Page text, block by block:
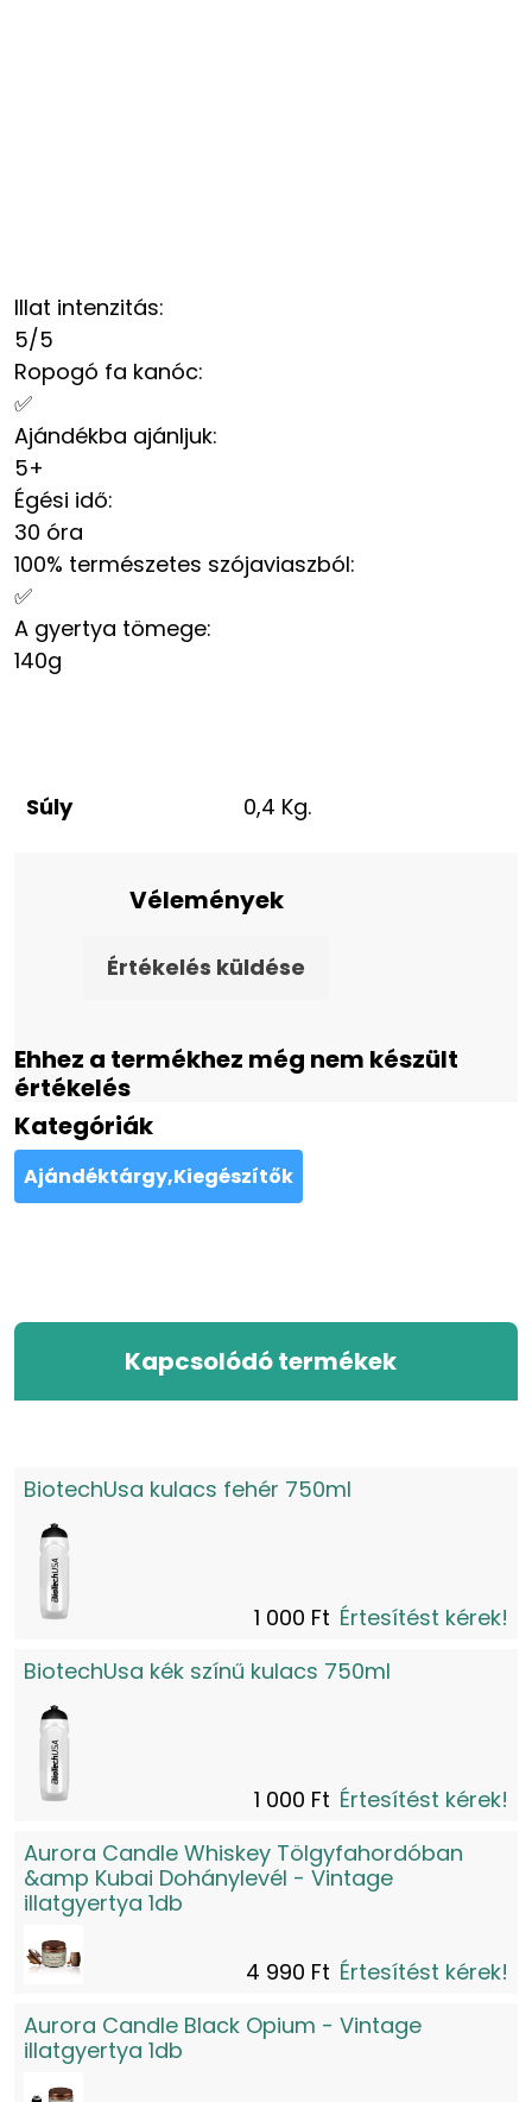
Illat intenzitás:
5/5
Ropogó fa kanóc:
✅
Ajándékba ajánljuk:
5+
Égési idő:
30 óra
100% természetes szójaviaszból:
✅
A gyertya tömege:
140g
Súly 0,4 Kg.
Vélemények
Értékelés küldése
Ehhez a termékhez még nem készült
értékelés
Kategóriák
Ajándéktárgy,Kiegészítők
Kapcsolódó termékek
BiotechUsa kulacs fehér 750ml
1 000 Ft Értesítést kérek!
BiotechUsa kék színű kulacs 750ml
1 000 Ft Értesítést kérek!
Aurora Candle Whiskey Tölgyfahordóban
&amp Kubai Dohánylevél - Vintage
illatgyertya 1db
4 990 Ft Értesítést kérek!
Aurora Candle Black Opium - Vintage
illatgyertya 1db